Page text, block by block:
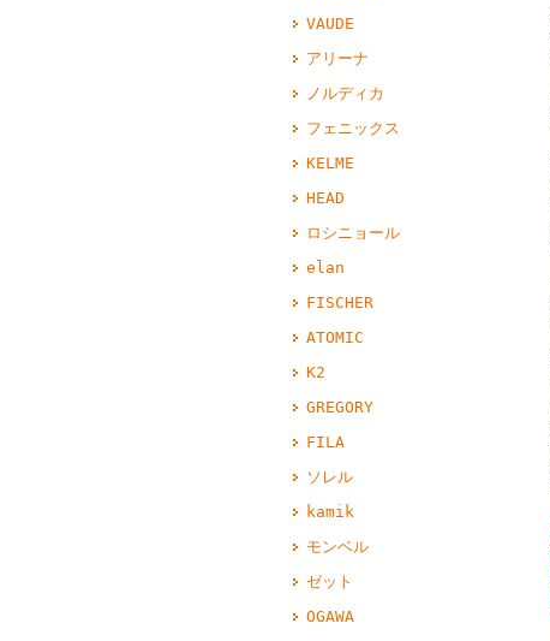
VAUDE
アリーナ
ノルディカ
フェニックス
KELME
HEAD
ロシニョール
elan
FISCHER
ATOMIC
K2
GREGORY
FILA
ソレル
kamik
モンベル
ゼット
OGAWA